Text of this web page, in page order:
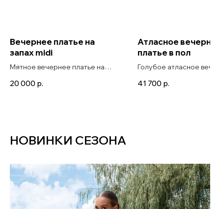
Вечернее платье на
запах midi
Мятное вечернее платье на
Grenadin midi
20 000 р.
Атласное
платье в пол
Голубое атласное
вырезом Kiss
41 700 р.
НОВИНКИ СЕЗОНА